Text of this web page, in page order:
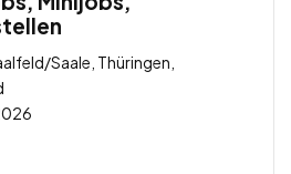
Saale, Thüringen,